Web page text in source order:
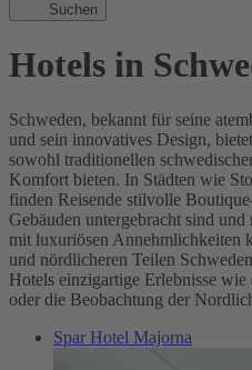
Suchen
Hotels in
Schweden, bekannt für seine
und sein innovatives Design,
sowohl traditionellen
Komfort bieten. In Städten wie
finden Reisende stilvolle
Gebäuden untergebracht sind
mit luxuriösen Annehmlichkeiten
und nördlicheren Teilen
Hotels einzigartige Erlebnisse
oder die Beobachtung der
Spar Hotel Majorna